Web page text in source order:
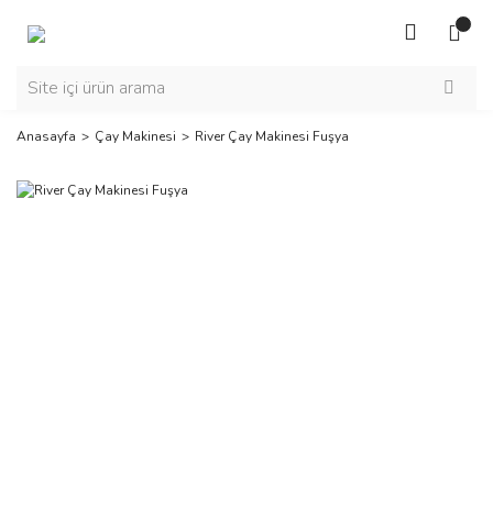
Anasayfa Çay Makinesi River Çay Makinesi Fuşya